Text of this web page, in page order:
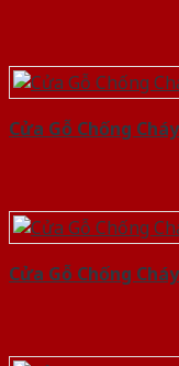
Cửa Gỗ Chống
Cửa Gỗ Chống